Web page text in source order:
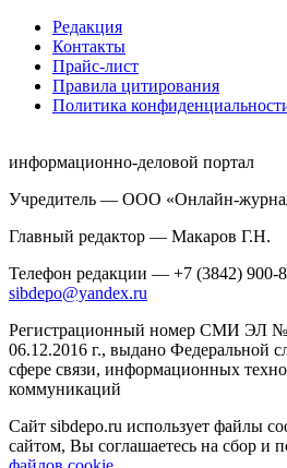
Редакция
Контакты
Прайс-лист
Правила цитирования
Политика
информационно-деловой портал
Учредитель — ООО «Онлайн-
Главный редактор — Макаров Г.Н.
Телефон редакции — +7 (3842) 900-
sibdepo@yandex.ru
Регистрационный номер СМИ ЭЛ
06.12.2016 г., выдано Федеральной
сфере связи, информационных
коммуникаций
Сайт sibdepo.ru использует файлы
сайтом, Вы соглашаетесь на сбор и